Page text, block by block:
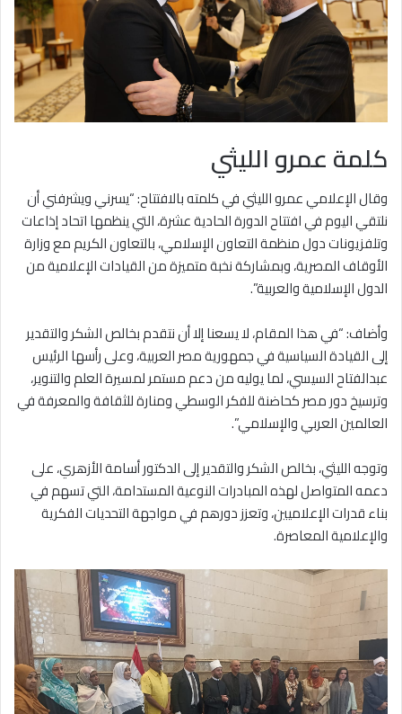
كلمة عمرو الليثي
وقال الإعلامي عمرو الليثي في كلمته بالافتتاح: “يسرني ويشرفني أن
نلتقي اليوم في افتتاح الدورة الحادية عشرة، التي ينظمها اتحاد إذاعات
وتلفزيونات دول منظمة التعاون الإسلامي، بالتعاون الكريم مع وزارة
الأوقاف المصرية، وبمشاركة نخبة متميزة من القيادات الإعلامية من
الدول الإسلامية والعربية”.
وأضاف: “في هذا المقام، لا يسعنا إلا أن نتقدم بخالص الشكر والتقدير
إلى القيادة السياسية في جمهورية مصر العربية، وعلى رأسها الرئيس
عبدالفتاح السيسي، لما يوليه من دعم مستمر لمسيرة العلم والتنوير،
وترسيخ دور مصر كحاضنة للفكر الوسطي ومنارة للثقافة والمعرفة في
العالمين العربي والإسلامي”.
وتوجه الليثي، بخالص الشكر والتقدير إلى الدكتور أسامة الأزهري، على
دعمه المتواصل لهذه المبادرات النوعية المستدامة، التي تسهم في
بناء قدرات الإعلاميين، وتعزز دورهم في مواجهة التحديات الفكرية
والإعلامية المعاصرة.